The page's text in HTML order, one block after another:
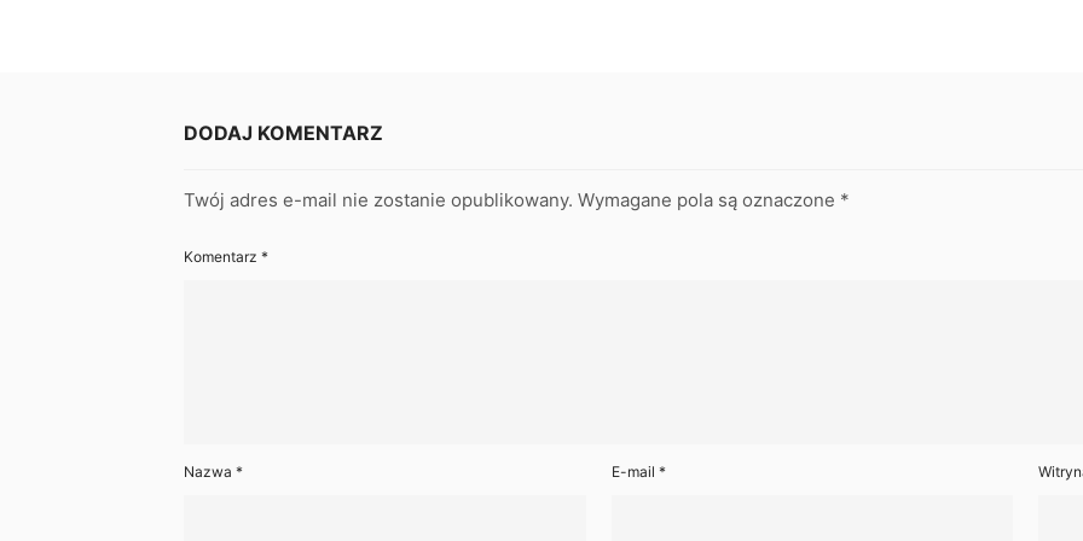
DODAJ KOMENTARZ
Twój adres e-mail nie zostanie opublikowany. Wymagane pola są oznaczone *
Komentarz *
Nazwa * E-mail *